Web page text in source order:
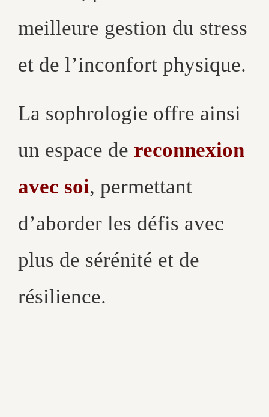
meilleure gestion du stress
et de l’inconfort physique.
La sophrologie offre ainsi
un espace de reconnexion
avec soi, permettant
d’aborder les défis avec
plus de sérénité et de
résilience.